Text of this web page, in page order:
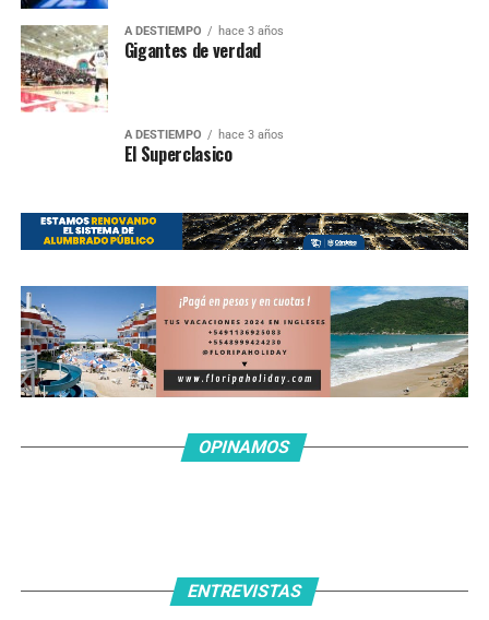
A DESTIEMPO hace 3 años
Gigantes de verdad
A DESTIEMPO hace 3 años
El Superclasico
OPINAMOS
Sin consejoshace 3 años
El lado B del fútbol
ENTREVISTAS